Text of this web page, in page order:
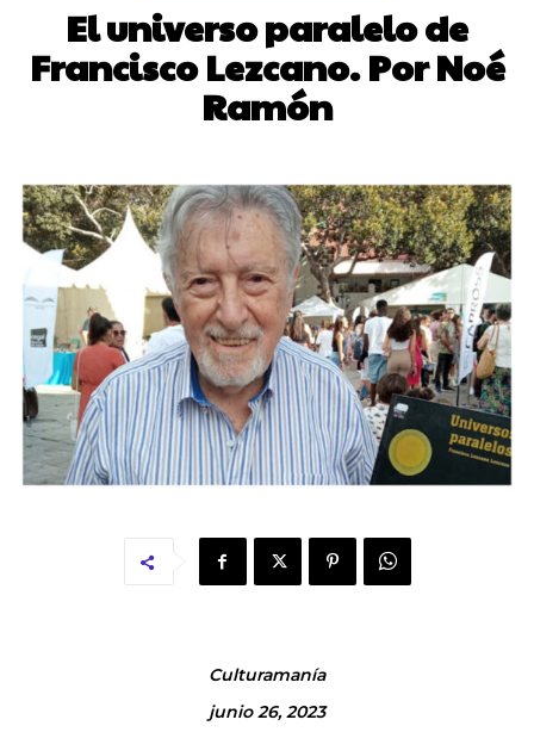
El universo paralelo de
Francisco Lezcano. Por Noé
Ramón
Culturamanía
junio 26, 2023